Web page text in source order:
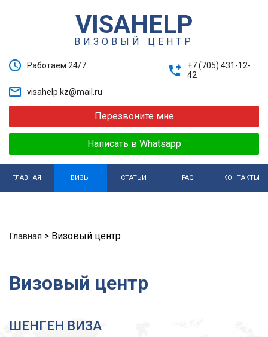
VISAHELP
ВИЗОВЫЙ ЦЕНТР
Работаем 24/7
+7 (705) 431-12-
42
visahelp.kz@mail.ru
Перезвоните мне
Написать в Whatsapp
ГЛАВНАЯ ВИЗЫ СТАТЬИ FAQ КОНТАКТЫ
Главная > Визовый центр
Визовый центр
ШЕНГЕН ВИЗА